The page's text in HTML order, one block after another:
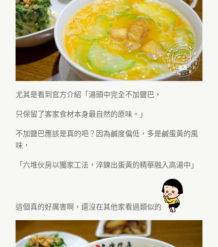
尤其是看到官方介紹「湯頭中完全不加鹽巴，
只保留了客家食材本身最自然的原味。」
不加鹽巴應該是真的吧？因為鹹度偏低，多是鹹蛋黃的風
味，
「六堆伙房以獨家工法，淬鍊出蛋黃的精華融入高湯中」
這個真的好厲害啊，還沒在其他家看過類似的